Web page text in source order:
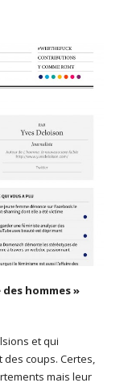
hommes »
et qui
coups. Certes,
mais leur